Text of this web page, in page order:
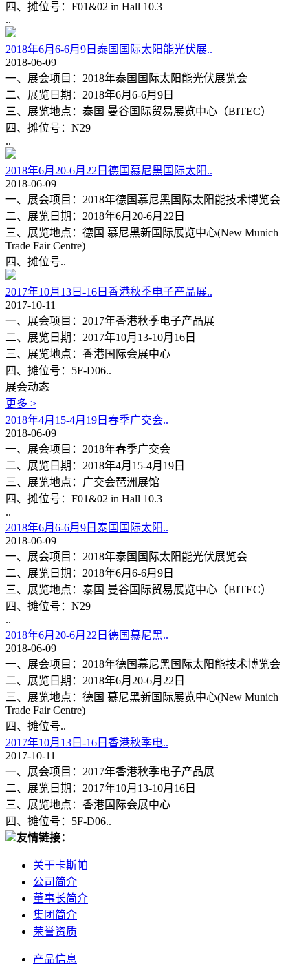
四、摊位号：F01&02 in Hall 10.3
..
2018年6月6-6月9日泰国国际太阳能光伏展..
2018-06-09
一、展会项目：2018年泰国国际太阳能光伏展览会
二、展览日期：2018年6月6-6月9日
三、展览地点：泰国 曼谷国际贸易展览中心（BITEC）
四、摊位号：N29
..
2018年6月20-6月22日德国慕尼黑国际太阳..
2018-06-09
一、展会项目：2018年德国慕尼黑国际太阳能技术博览会
二、展览日期：2018年6月20-6月22日
三、展览地点：德国 慕尼黑新国际展览中心(New Munich
Trade Fair Centre)
四、摊位号..
2017年10月13日-16日香港秋季电子产品展..
2017-10-11
一、展会项目：2017年香港秋季电子产品展
二、展览日期：2017年10月13-10月16日
三、展览地点：香港国际会展中心
四、摊位号：5F-D06..
展会动态
更多 >
2018年4月15-4月19日春季广交会..
2018-06-09
一、展会项目：2018年春季广交会
二、展览日期：2018年4月15-4月19日
三、展览地点：广交会琶洲展馆
四、摊位号：F01&02 in Hall 10.3
..
2018年6月6-6月9日泰国国际太阳..
2018-06-09
一、展会项目：2018年泰国国际太阳能光伏展览会
二、展览日期：2018年6月6-6月9日
三、展览地点：泰国 曼谷国际贸易展览中心（BITEC）
四、摊位号：N29
..
2018年6月20-6月22日德国慕尼黑..
2018-06-09
一、展会项目：2018年德国慕尼黑国际太阳能技术博览会
二、展览日期：2018年6月20-6月22日
三、展览地点：德国 慕尼黑新国际展览中心(New Munich
Trade Fair Centre)
四、摊位号..
2017年10月13日-16日香港秋季电..
2017-10-11
一、展会项目：2017年香港秋季电子产品展
二、展览日期：2017年10月13-10月16日
三、展览地点：香港国际会展中心
四、摊位号：5F-D06..
友情链接：
关于卡斯帕
公司简介
董事长简介
集团简介
荣誉资质
产品信息